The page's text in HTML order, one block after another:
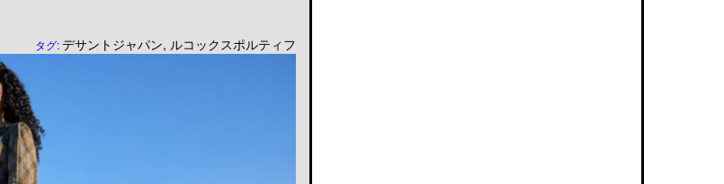
タグ:デサントジャパン, ルコックスポルティフ